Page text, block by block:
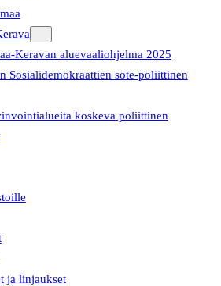
Keravan aluevaaliohjelma 2025
Sosialidemokraattien sote-poliittinen
koskeva poliittinen
ja linjaukset